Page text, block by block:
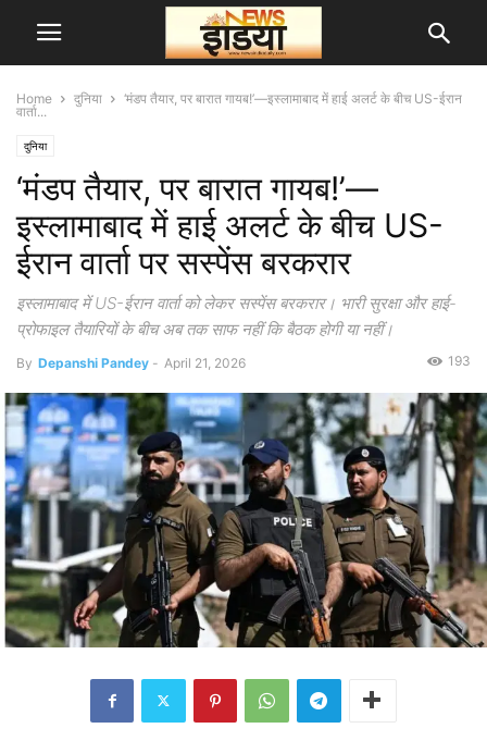
Home दुनिया
‘मंडप तैयार, पर बारात गायब!’—इस्लामाबाद में हाई अलर्ट के बीच US-ईरान
वार्ता...
दुनिया
‘मंडप तैयार, पर बारात गायब!’—
इस्लामाबाद में हाई अलर्ट के बीच US-
ईरान वार्ता पर सस्पेंस बरकरार
इस्लामाबाद में US-ईरान वार्ता को लेकर सस्पेंस बरकरार। भारी सुरक्षा और हाई-
प्रोफाइल तैयारियों के बीच अब तक साफ नहीं कि बैठक होगी या नहीं।
By Depanshi Pandey - April 21, 2026 193